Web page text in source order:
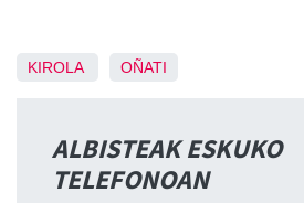
KIROLA OÑATI
ALBISTEAK ESKUKO
TELEFONOAN